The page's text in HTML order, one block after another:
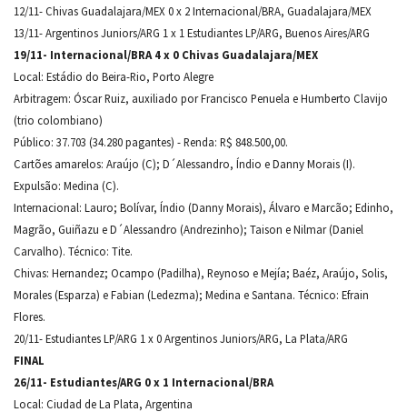
12/11- Chivas Guadalajara/MEX 0 x 2 Internacional/BRA, Guadalajara/MEX
13/11- Argentinos Juniors/ARG 1 x 1 Estudiantes LP/ARG, Buenos Aires/ARG
19/11- Internacional/BRA 4 x 0 Chivas Guadalajara/MEX
Local: Estádio do Beira-Rio, Porto Alegre
Arbitragem: Óscar Ruiz, auxiliado por Francisco Penuela e Humberto Clavijo
(trio colombiano)
Público: 37.703 (34.280 pagantes) - Renda: R$ 848.500,00.
Cartões amarelos: Araújo (C); D´Alessandro, Índio e Danny Morais (I).
Expulsão: Medina (C).
Internacional: Lauro; Bolívar, Índio (Danny Morais), Álvaro e Marcão; Edinho,
Magrão, Guiñazu e D´Alessandro (Andrezinho); Taison e Nilmar (Daniel
Carvalho). Técnico: Tite.
Chivas: Hernandez; Ocampo (Padilha), Reynoso e Mejía; Baéz, Araújo, Solis,
Morales (Esparza) e Fabian (Ledezma); Medina e Santana. Técnico: Efrain
Flores.
20/11- Estudiantes LP/ARG 1 x 0 Argentinos Juniors/ARG, La Plata/ARG
FINAL
26/11- Estudiantes/ARG 0 x 1 Internacional/BRA
Local: Ciudad de La Plata, Argentina